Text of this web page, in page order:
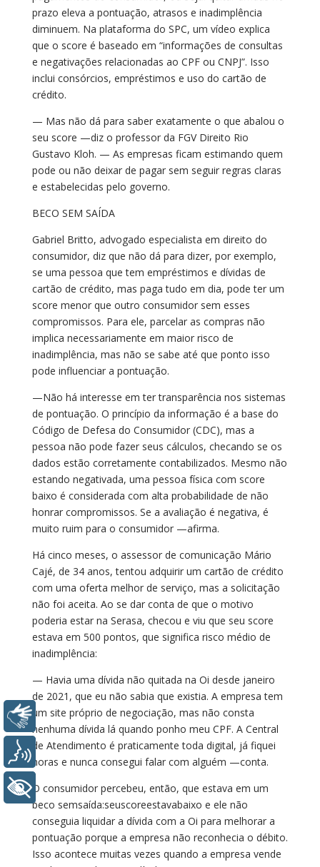
prazo eleva a pontuação, atrasos e inadimplência
diminuem. Na plataforma do SPC, um vídeo explica
que o score é baseado em “informações de consultas
e negativações relacionadas ao CPF ou CNPJ”. Isso
inclui consórcios, empréstimos e uso do cartão de
crédito.
— Mas não dá para saber exatamente o que abalou o
seu score —diz o professor da FGV Direito Rio
Gustavo Kloh. — As empresas ficam estimando quem
pode ou não deixar de pagar sem seguir regras claras
e estabelecidas pelo governo.
BECO SEM SAÍDA
Gabriel Britto, advogado especialista em direito do
consumidor, diz que não dá para dizer, por exemplo,
se uma pessoa que tem empréstimos e dívidas de
cartão de crédito, mas paga tudo em dia, pode ter um
score menor que outro consumidor sem esses
compromissos. Para ele, parcelar as compras não
implica necessariamente em maior risco de
inadimplência, mas não se sabe até que ponto isso
pode influenciar a pontuação.
—Não há interesse em ter transparência nos sistemas
de pontuação. O princípio da informação é a base do
Código de Defesa do Consumidor (CDC), mas a
pessoa não pode fazer seus cálculos, checando se os
dados estão corretamente contabilizados. Mesmo não
estando negativada, uma pessoa física com score
baixo é considerada com alta probabilidade de não
honrar compromissos. Se a avaliação é negativa, é
muito ruim para o consumidor —afirma.
Há cinco meses, o assessor de comunicação Mário
Cajé, de 34 anos, tentou adquirir um cartão de crédito
com uma oferta melhor de serviço, mas a solicitação
não foi aceita. Ao se dar conta de que o motivo
poderia estar na Serasa, checou e viu que seu score
estava em 500 pontos, que significa risco médio de
inadimplência:
— Havia uma dívida não quitada na Oi desde janeiro
de 2021, que eu não sabia que existia. A empresa tem
um site próprio de negociação, mas não consta
nenhuma dívida lá quando ponho meu CPF. A Central
de Atendimento é praticamente toda digital, já fiquei
horas e nunca consegui falar com alguém —conta.
O consumidor percebeu, então, que estava em um
beco semsaída:seuscoreestavabaixo e ele não
conseguia liquidar a dívida com a Oi para melhorar a
pontuação porque a empresa não reconhecia o débito.
Isso acontece muitas vezes quando a empresa vende
Libras
Voz
+ Acessibilidade